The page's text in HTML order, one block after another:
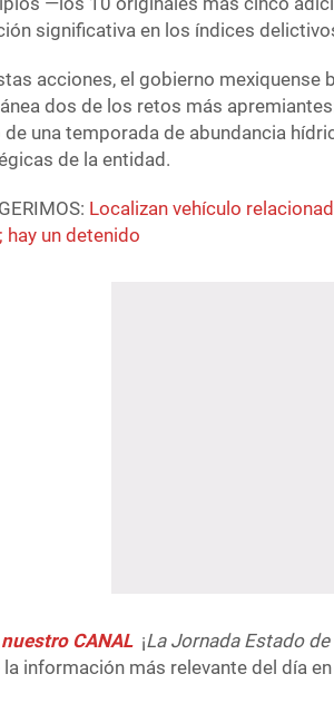
significativa en los índices
acciones, el gobierno mexiquense
dos de los retos más
de una temporada de abundancia
de la entidad.
Localizan vehículo
hay un detenido
CANAL ¡La Jornada Estado
la información más relevante del día